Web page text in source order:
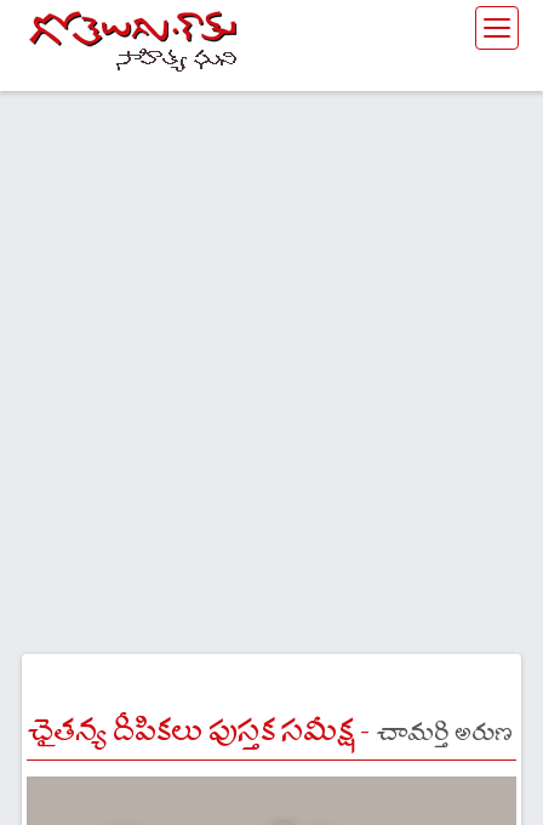
చైతన్య దీపికలు పుస్తక సమీక్ష -చామర్తి అరుణ